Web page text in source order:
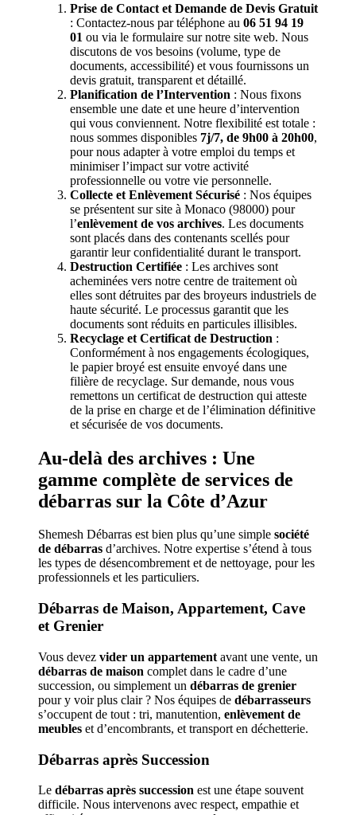
Prise de Contact et Demande de Devis Gratuit
: Contactez-nous par téléphone au 06 51 94 19
01 ou via le formulaire sur notre site web. Nous
discutons de vos besoins (volume, type de
documents, accessibilité) et vous fournissons un
devis gratuit, transparent et détaillé.
Planification de l’Intervention : Nous fixons
ensemble une date et une heure d’intervention
qui vous conviennent. Notre flexibilité est totale :
nous sommes disponibles 7j/7, de 9h00 à 20h00,
pour nous adapter à votre emploi du temps et
minimiser l’impact sur votre activité
professionnelle ou votre vie personnelle.
Collecte et Enlèvement Sécurisé : Nos équipes
se présentent sur site à Monaco (98000) pour
l’enlèvement de vos archives. Les documents
sont placés dans des contenants scellés pour
garantir leur confidentialité durant le transport.
Destruction Certifiée : Les archives sont
acheminées vers notre centre de traitement où
elles sont détruites par des broyeurs industriels de
haute sécurité. Le processus garantit que les
documents sont réduits en particules illisibles.
Recyclage et Certificat de Destruction :
Conformément à nos engagements écologiques,
le papier broyé est ensuite envoyé dans une
filière de recyclage. Sur demande, nous vous
remettons un certificat de destruction qui atteste
de la prise en charge et de l’élimination définitive
et sécurisée de vos documents.
Au-delà des archives : Une
gamme complète de services de
débarras sur la Côte d’Azur
Shemesh Débarras est bien plus qu’une simple société
de débarras d’archives. Notre expertise s’étend à tous
les types de désencombrement et de nettoyage, pour les
professionnels et les particuliers.
Débarras de Maison, Appartement, Cave
et Grenier
Vous devez vider un appartement avant une vente, un
débarras de maison complet dans le cadre d’une
succession, ou simplement un débarras de grenier
pour y voir plus clair ? Nos équipes de débarrasseurs
s’occupent de tout : tri, manutention, enlèvement de
meubles et d’encombrants, et transport en déchetterie.
Débarras après Succession
Le débarras après succession est une étape souvent
difficile. Nous intervenons avec respect, empathie et